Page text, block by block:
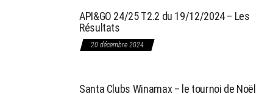
API&GO 24/25 T2.2 du 19/12/2024 – Les
Résultats
20 décembre 2024
Santa Clubs Winamax – le tournoi de Noël